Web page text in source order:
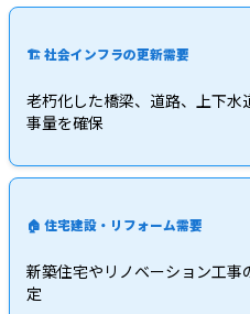
🏗️ 社会インフラの更新需要
老朽化した橋梁、道路、上下
事量を確保
🏠 住宅建設・リフォーム需要
新築住宅やリノベーション工
定